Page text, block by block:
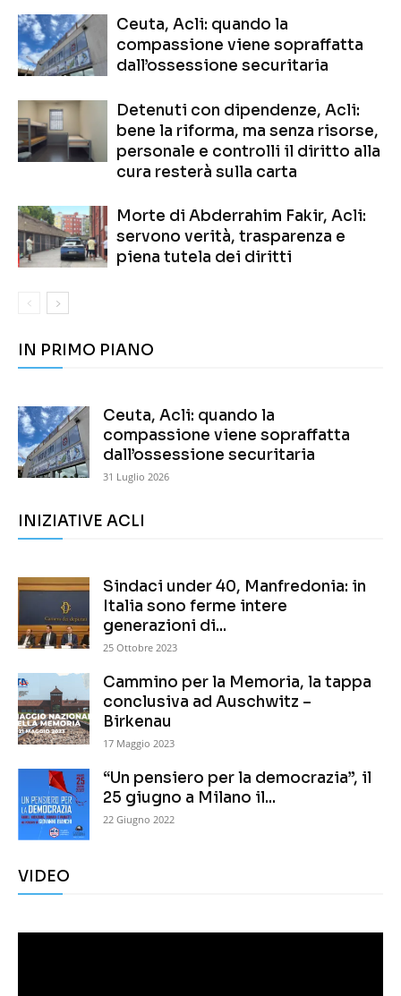
Ceuta, Acli: quando la
compassione viene sopraffatta
dall’ossessione securitaria
Detenuti con dipendenze, Acli:
bene la riforma, ma senza risorse,
personale e controlli il diritto alla
cura resterà sulla carta
Morte di Abderrahim Fakir, Acli:
servono verità, trasparenza e
piena tutela dei diritti
IN PRIMO PIANO
Ceuta, Acli: quando la
compassione viene sopraffatta
dall’ossessione securitaria
31 Luglio 2026
INIZIATIVE ACLI
Sindaci under 40, Manfredonia: in
Italia sono ferme intere
generazioni di...
25 Ottobre 2023
Cammino per la Memoria, la tappa
conclusiva ad Auschwitz –
Birkenau
17 Maggio 2023
“Un pensiero per la democrazia”, il
25 giugno a Milano il...
22 Giugno 2022
VIDEO